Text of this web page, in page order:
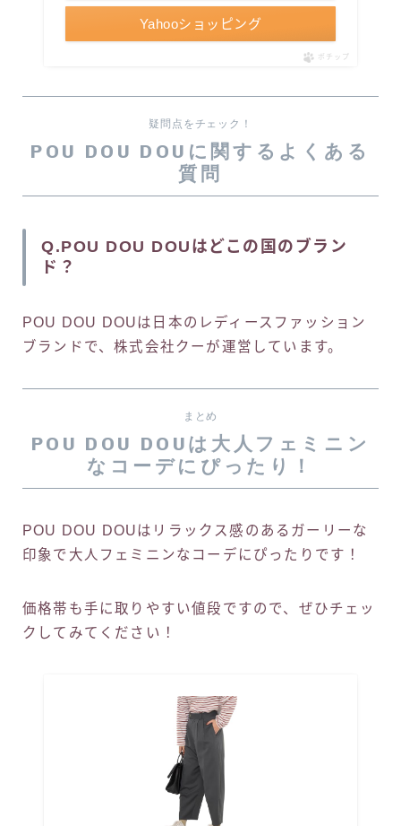
Yahooショッピング
ポチップ
疑問点をチェック！
POU DOU DOUに関するよくある
質問
Q.POU DOU DOUはどこの国のブラン
ド？
POU DOU DOUは日本のレディースファッション
ブランドで、株式会社クーが運営しています。
まとめ
POU DOU DOUは大人フェミニン
なコーデにぴったり！
POU DOU DOUはリラックス感のあるガーリーな
印象で大人フェミニンなコーデにぴったりです！
価格帯も手に取りやすい値段ですので、ぜひチェッ
クしてみてください！